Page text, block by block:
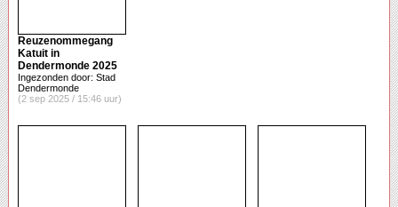
Reuzenommegang
Katuit in
Dendermonde 2025
Ingezonden door: Stad
Dendermonde
(2 sep 2025 / 15:46 uur)